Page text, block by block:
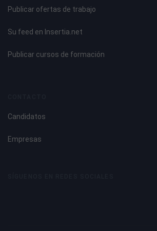
Publicar ofertas de trabajo
Su feed en Insertia.net
Publicar cursos de formación
Candidatos
Empresas